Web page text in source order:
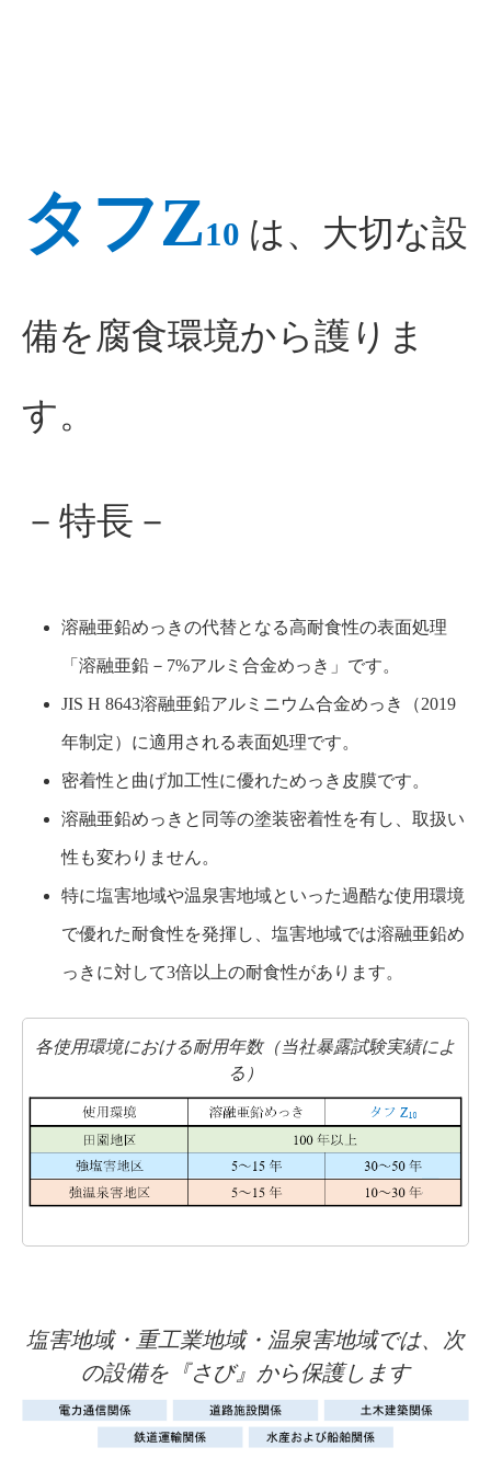
タフZ10 は、大切な設
備を腐食環境から護りま
す。
－特長－
溶融亜鉛めっきの代替となる高耐食性の表面処理
「溶融亜鉛－7%アルミ合金めっき」です。
JIS H 8643溶融亜鉛アルミニウム合金めっき（2019
年制定）に適用される表面処理です。
密着性と曲げ加工性に優れためっき皮膜です。
溶融亜鉛めっきと同等の塗装密着性を有し、取扱い
性も変わりません。
特に塩害地域や温泉害地域といった過酷な使用環境
で優れた耐食性を発揮し、塩害地域では溶融亜鉛め
っきに対して3倍以上の耐食性があります。
各使用環境における耐用年数（当社暴露試験実績によ
る）
塩害地域・重工業地域・温泉害地域では、次
の設備を『さび』から保護します